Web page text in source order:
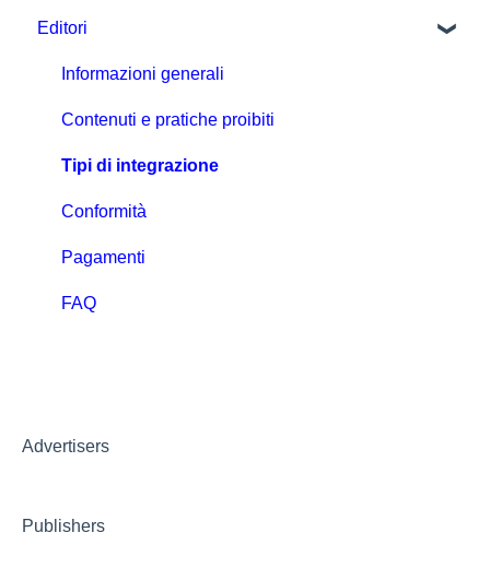
Impostazione e gestione della campagna
CPA Tune
Monitoraggio delle conversioni: generale
Tracciamento con MGID Pixel
Postback e tracker
Integrazione Nativa
Editori
Informazioni generali
Contenuti e pratiche proibiti
Tipi di integrazione
Conformità
Pagamenti
FAQ
Advertisers
Publishers